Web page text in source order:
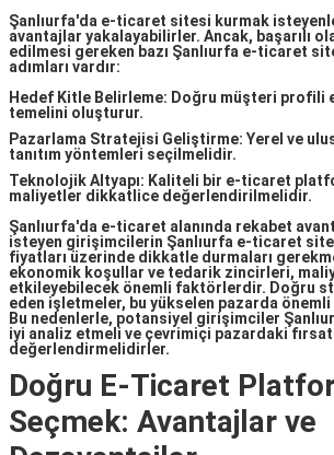
Şanlıurfa'da e-ticaret sitesi kurmak
avantajlar yakalayabilirler. Ancak, başarılı
edilmesi gereken bazı Şanlıurfa e-ticaret
adımları vardır:
Hedef Kitle Belirleme: Doğru müşteri profili
temelini oluşturur.
Pazarlama Stratejisi Geliştirme: Yerel ve
tanıtım yöntemleri seçilmelidir.
Teknolojik Altyapı: Kaliteli bir e-ticaret
maliyetler dikkatlice değerlendirilmelidir.
Şanlıurfa'da e-ticaret alanında rekabet
isteyen girişimcilerin Şanlıurfa e-ticaret
fiyatları üzerinde dikkatle durmaları
ekonomik koşullar ve tedarik zincirleri,
etkileyebilecek önemli faktörlerdir. Doğru
eden işletmeler, bu yükselen pazarda
Bu nedenlerle, potansiyel girişimciler
iyi analiz etmeli ve çevrimiçi pazardaki
değerlendirmelidirler.
Doğru E-Ticaret
Seçmek: Avantajlar ve